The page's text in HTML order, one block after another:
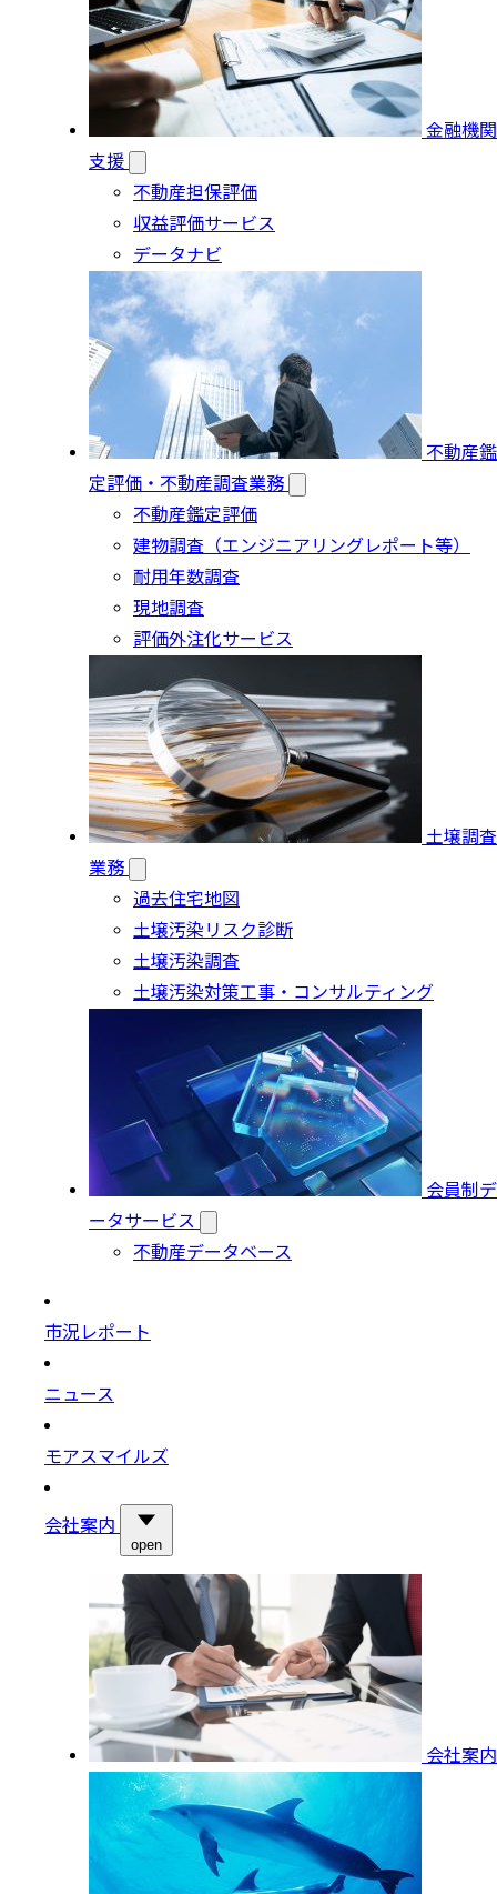
金融機関
支援
不動産担保評価
収益評価サービス
データナビ
不動産鑑
定評価・不動産調査業務
不動産鑑定評価
建物調査（エンジニアリングレポート等）
耐用年数調査
現地調査
評価外注化サービス
土壌調査
業務
過去住宅地図
土壌汚染リスク診断
土壌汚染調査
土壌汚染対策工事・コンサルティング
会員制デ
ータサービス
不動産データベース
市況レポート
ニュース
モアスマイルズ
会社案内
open
会社案内